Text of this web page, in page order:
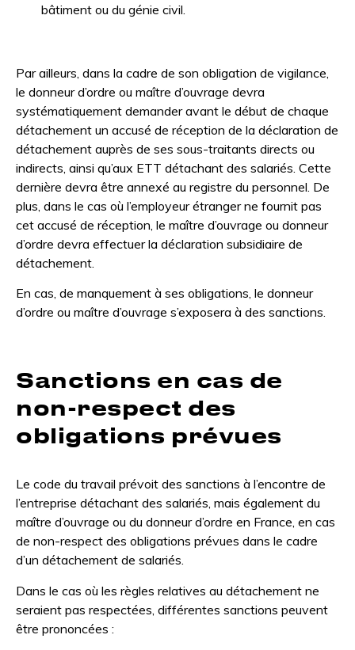
bâtiment ou du génie civil.
Par ailleurs, dans la cadre de son obligation de vigilance,
le donneur d’ordre ou maître d’ouvrage devra
systématiquement demander avant le début de chaque
détachement un accusé de réception de la déclaration de
détachement auprès de ses sous-traitants directs ou
indirects, ainsi qu’aux ETT détachant des salariés. Cette
dernière devra être annexé au registre du personnel. De
plus, dans le cas où l’employeur étranger ne fournit pas
cet accusé de réception, le maître d’ouvrage ou donneur
d’ordre devra effectuer la déclaration subsidiaire de
détachement.
En cas, de manquement à ses obligations, le donneur
d’ordre ou maître d’ouvrage s’exposera à des sanctions.
Sanctions en cas de
non-respect des
obligations prévues
Le code du travail prévoit des sanctions à l’encontre de
l’entreprise détachant des salariés, mais également du
maître d’ouvrage ou du donneur d’ordre en France, en cas
de non-respect des obligations prévues dans le cadre
d’un détachement de salariés.
Dans le cas où les règles relatives au détachement ne
seraient pas respectées, différentes sanctions peuvent
être prononcées :